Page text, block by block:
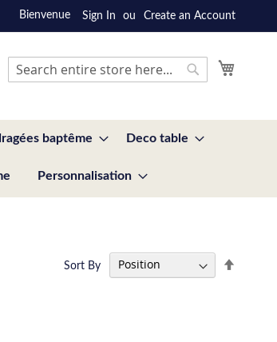
Bienvenue Sign In Create an Account
Search
baptême Deco table
Personnalisation
Sort By